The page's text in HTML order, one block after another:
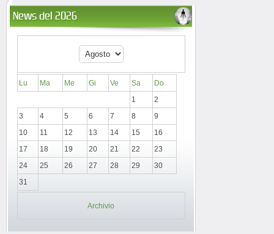
News del 2026
Lu Ma Me Gi Ve Sa
Do
1
2
3
4 5 6 7 8
9
10
11 12 13 14 15
16
17
18 19 20 21 22
23
24
25 26 27 28 29
30
31
Archivio